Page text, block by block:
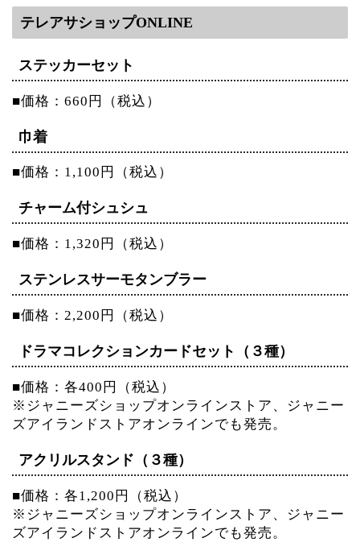
テレアサショップONLINE
ステッカーセット
■価格：660円（税込）
巾着
■価格：1,100円（税込）
チャーム付シュシュ
■価格：1,320円（税込）
ステンレスサーモタンブラー
■価格：2,200円（税込）
ドラマコレクションカードセット（３種）
■価格：各400円（税込）
※ジャニーズショップオンラインストア、ジャニー
ズアイランドストアオンラインでも発売。
アクリルスタンド（３種）
■価格：各1,200円（税込）
※ジャニーズショップオンラインストア、ジャニー
ズアイランドストアオンラインでも発売。